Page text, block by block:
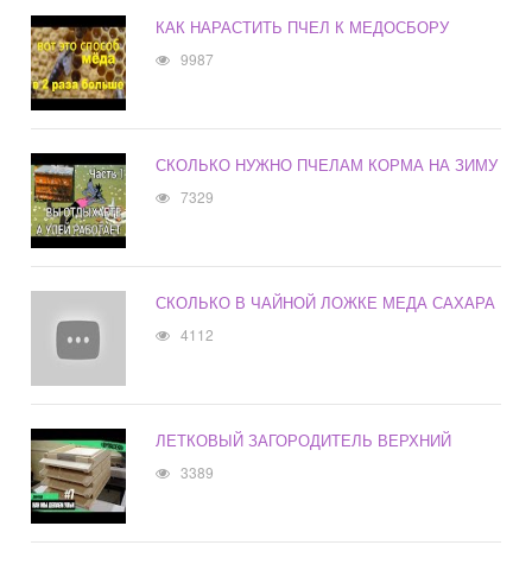
КАК НАРАСТИТЬ ПЧЕЛ К МЕДОСБОРУ
9987
СКОЛЬКО НУЖНО ПЧЕЛАМ КОРМА НА ЗИМУ
7329
СКОЛЬКО В ЧАЙНОЙ ЛОЖКЕ МЕДА САХАРА
4112
ЛЕТКОВЫЙ ЗАГОРОДИТЕЛЬ ВЕРХНИЙ
3389